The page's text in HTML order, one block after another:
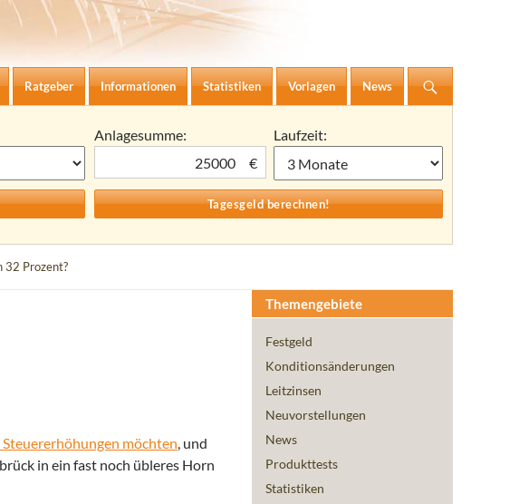
Ratgeber Informationen Statistiken Vorlagen News
Anlagesumme:
€
Laufzeit:
32 Prozent?
möchten, und
in ein fast noch übleres Horn
Themengebiete
Festgeld
Konditionsänderungen
Leitzinsen
Neuvorstellungen
News
Produkttests
Statistiken